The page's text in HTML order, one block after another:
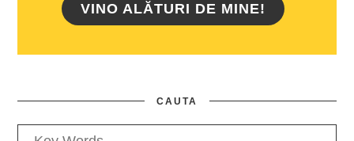
VINO ALĂTURI DE MINE!
CAUTA